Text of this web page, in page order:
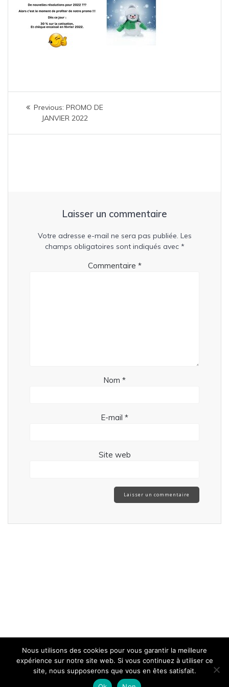
Navigation
Previous: Previous
post:
PROMO DE
JANVIER 2022
Laisser un commentaire
Votre adresse e-mail ne sera pas publiée. Les
champs obligatoires sont indiqués avec *
Commentaire *
Nom *
E-mail *
Site web
Nous utilisons des cookies pour vous garantir la meilleure
expérience sur notre site web. Si vous continuez à utiliser ce
site, nous supposerons que vous en êtes satisfait.